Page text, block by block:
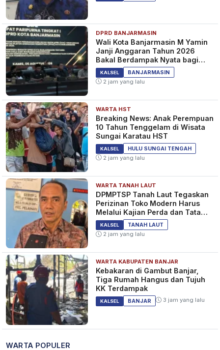
DPRD BANJARMASIN
Wali Kota Banjarmasin M Yamin
Janji Anggaran Tahun 2026
Bakal Berdampak Nyata bagi
Masyarakat&nbsp;
KALSEL
BANJARMASIN
2 jam yang lalu
WARTA HST
Breaking News: Anak Perempuan
10 Tahun Tenggelam di Wisata
Sungai Karatau HST
KALSEL
HULU SUNGAI TENGAH
2 jam yang lalu
WARTA TANAH LAUT
DPMPTSP Tanah Laut Tegaskan
Perizinan Toko Modern Harus
Melalui Kajian Perda dan Tata
Ruang
KALSEL
TANAH LAUT
2 jam yang lalu
WARTA KABUPATEN BANJAR
Kebakaran di Gambut Banjar,
Tiga Rumah Hangus dan Tujuh
KK Terdampak
KALSEL BANJAR 3 jam yang lalu
WARTA POPULER